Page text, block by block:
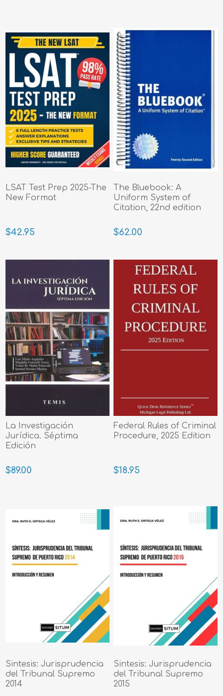
LSAT Test Prep 2025-The
New Format
$42.95
The Bluebook: A
Uniform System of
Citation, 22nd edition
$62.00
La Investigación
Jurídica. Séptima
Edición
$89.00
Federal Rules of Criminal
Procedure, 2025 Edition
$18.95
Sintesis: Jurisprudencia
del Tribunal Supremo
2014
Sintesis: Jurisprudencia
del Tribunal Supremo
2015